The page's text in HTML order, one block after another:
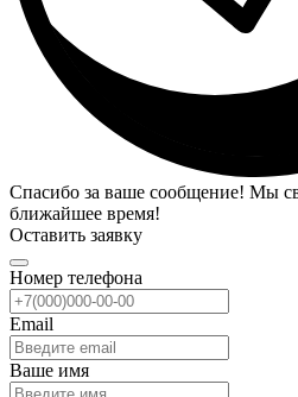
Спасибо за ваше сообщение! Мы
ближайшее время!
Оставить заявку
Номер телефона
Email
Ваше имя